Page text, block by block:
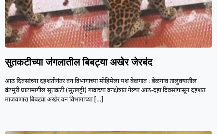
सुतकटीच्या जंगलातील बिबट्या अखेर जेरबंद
आठ दिवसांच्या दहशतीनंतर वन विभागाच्या मोहिमेला यश बेळगाव : बेळगाव तालुक्यातील
वंटमुरी घाटामागील सुतकटी (सुतगट्टी) गावाच्या वनक्षेत्रात गेल्या आठ-दहा दिवसांपासून दहशत
माजवणारा बिबट्या अखेर वन विभागाच्या[…]